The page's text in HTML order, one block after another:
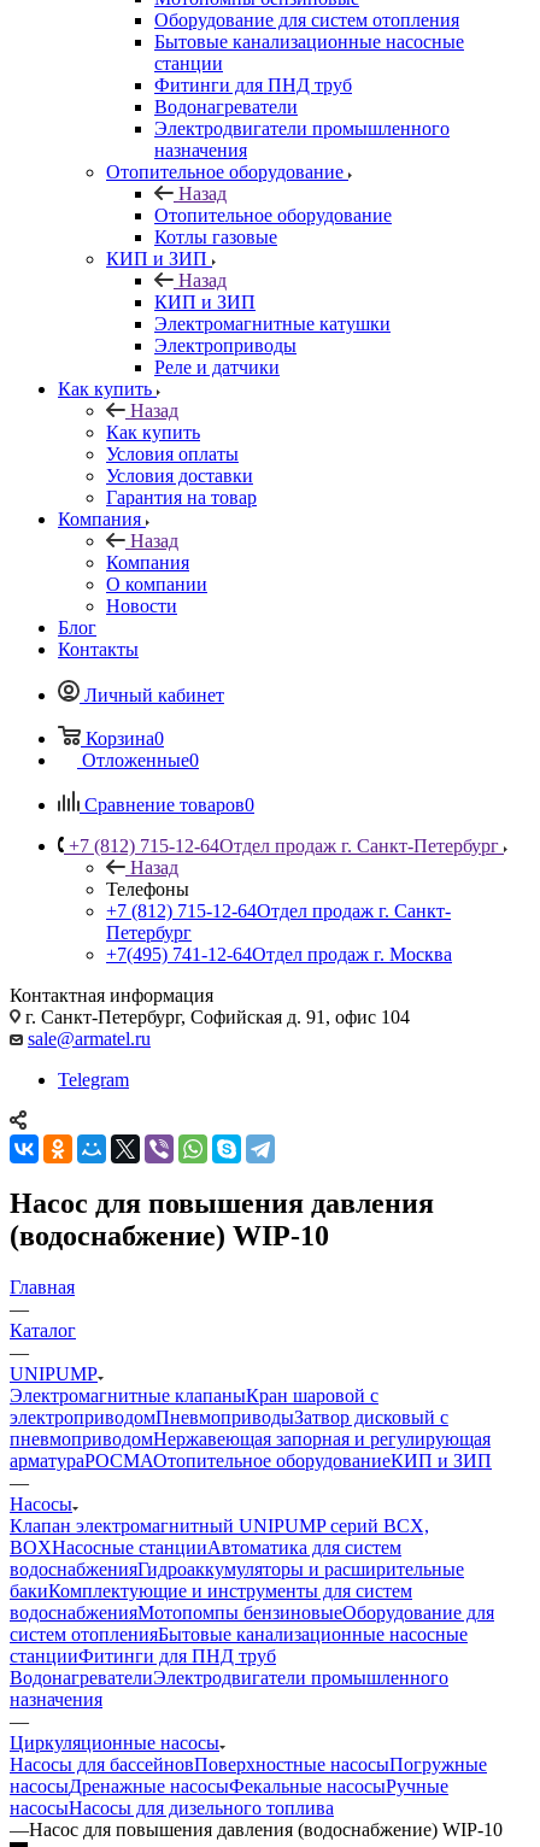
Оборудование для систем отопления
Бытовые канализационные насосные
станции
Фитинги для ПНД труб
Водонагреватели
Электродвигатели промышленного
назначения
Отопительное оборудование
Назад
Отопительное оборудование
Котлы газовые
КИП и ЗИП
Назад
КИП и ЗИП
Электромагнитные катушки
Электроприводы
Реле и датчики
Как купить
Назад
Как купить
Условия оплаты
Условия доставки
Гарантия на товар
Компания
Назад
Компания
О компании
Новости
Блог
Контакты
Личный кабинет
Корзина0
Отложенные0
Сравнение товаров0
+7 (812) 715-12-64Отдел продаж г. Санкт-Петербург
Назад
Телефоны
+7 (812) 715-12-64Отдел продаж г. Санкт-
Петербург
+7(495) 741-12-64Отдел продаж г. Москва
Контактная информация
г. Санкт-Петербург, Софийская д. 91, офис 104
sale@armatel.ru
Telegram
Насос для повышения давления
(водоснабжение) WIP-10
Главная
—
Каталог
—
UNIPUMP
Электромагнитные клапаныКран шаровой с
электроприводомПневмоприводыЗатвор дисковый с
пневмоприводомНержавеющая запорная и регулирующая
арматураРОСМАОтопительное оборудованиеКИП и ЗИП
—
Насосы
Клапан электромагнитный UNIPUMP серий BCX,
BOXНасосные станцииАвтоматика для систем
водоснабженияГидроаккумуляторы и расширительные
бакиКомплектующие и инструменты для систем
водоснабженияМотопомпы бензиновыеОборудование для
систем отопленияБытовые канализационные насосные
станцииФитинги для ПНД труб
ВодонагревателиЭлектродвигатели промышленного
назначения
—
Циркуляционные насосы
Насосы для бассейновПоверхностные насосыПогружные
насосыДренажные насосыФекальные насосыРучные
насосыНасосы для дизельного топлива
—Насос для повышения давления (водоснабжение) WIP-10